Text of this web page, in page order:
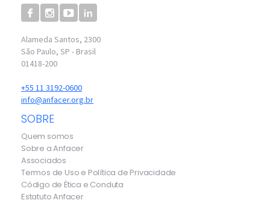
Alameda Santos, 2300
São Paulo, SP - Brasil
01418-200
+55 11 3192-0600
info@anfacer.org.br
SOBRE
Quem somos
Sobre a Anfacer
Associados
Termos de Uso e Política de Privacidade
Código de Ética e Conduta
Estatuto Anfacer